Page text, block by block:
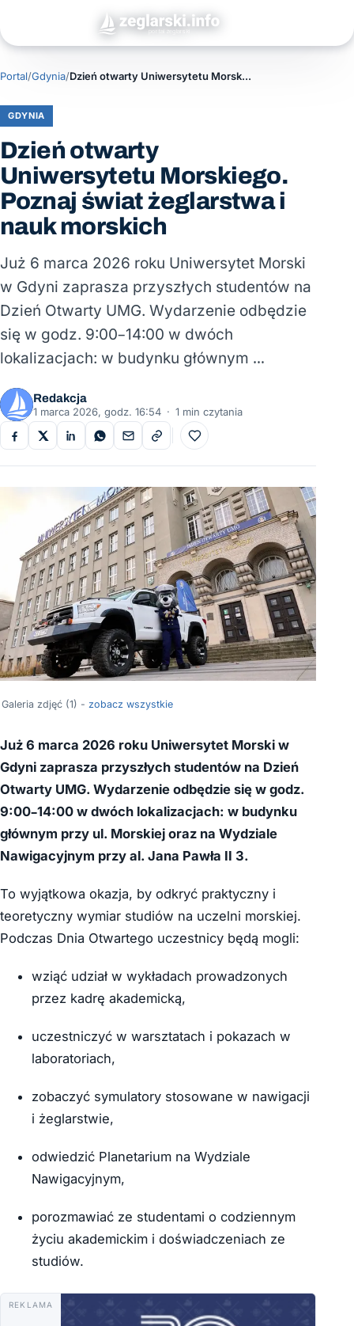
Portal/Gdynia/ Dzień otwarty Uniwersytetu Morskiego. Poznaj świat żeglarstwa i nauk morskich
GDYNIA
Dzień otwarty
Uniwersytetu Morskiego.
Poznaj świat żeglarstwa i
nauk morskich
Już 6 marca 2026 roku Uniwersytet Morski
w Gdyni zaprasza przyszłych studentów na
Dzień Otwarty UMG. Wydarzenie odbędzie
się w godz. 9:00–14:00 w dwóch
lokalizacjach: w budynku głównym …
Redakcja
1 marca 2026, godz. 16:54 · 1 min czytania
Do ulubionych
Galeria zdjęć (1) - zobacz wszystkie
Już 6 marca 2026 roku Uniwersytet Morski w
Gdyni zaprasza przyszłych studentów na Dzień
Otwarty UMG. Wydarzenie odbędzie się w godz.
9:00–14:00 w dwóch lokalizacjach: w budynku
głównym przy ul. Morskiej oraz na Wydziale
Nawigacyjnym przy al. Jana Pawła II 3.
To wyjątkowa okazja, by odkryć praktyczny i
teoretyczny wymiar studiów na uczelni morskiej.
Podczas Dnia Otwartego uczestnicy będą mogli:
wziąć udział w wykładach prowadzonych
przez kadrę akademicką,
uczestniczyć w warsztatach i pokazach w
laboratoriach,
zobaczyć symulatory stosowane w nawigacji
i żeglarstwie,
odwiedzić Planetarium na Wydziale
Nawigacyjnym,
porozmawiać ze studentami o codziennym
życiu akademickim i doświadczeniach ze
studiów.
REKLAMA